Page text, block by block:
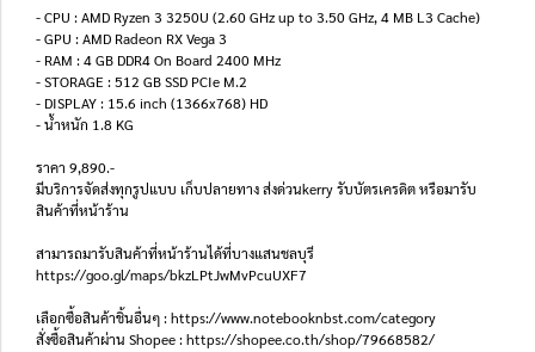
- CPU : AMD Ryzen 3 3250U (2.60 GHz up to 3.50 GHz, 4 MB L3 Cache)
- GPU : AMD Radeon RX Vega 3
- RAM : 4 GB DDR4 On Board 2400 MHz
- STORAGE : 512 GB SSD PCIe M.2
- DISPLAY : 15.6 inch (1366x768) HD
- น้ำหนัก 1.8 KG
ราคา 9,890.-
มีบริการจัดส่งทุกรูปแบบ เก็บปลายทาง ส่งด่วนkerry รับบัตรเครดิต หรือมารับ
สินค้าที่หน้าร้าน
สามารถมารับสินค้าที่หน้าร้านได้ที่บางแสนชลบุรี
https://goo.gl/maps/bkzLPtJwMvPcuUXF7
เลือกซื้อสินค้าชิ้นอื่นๆ : https://www.notebooknbst.com/category
สั่งซื้อสินค้าผ่าน Shopee : https://shopee.co.th/shop/79668582/